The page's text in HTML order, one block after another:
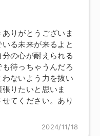
りがとうございま
る未来が来るよと
の心が耐えられる
待っちゃうんだろ
ないよう力を抜い
りたいと思いま
てください。あり
2024/11/18